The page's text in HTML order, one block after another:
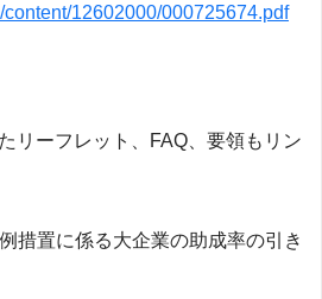
content/12602000/000725674.pdf
リーフレット、FAQ、要領もリン
措置に係る大企業の助成率の引き